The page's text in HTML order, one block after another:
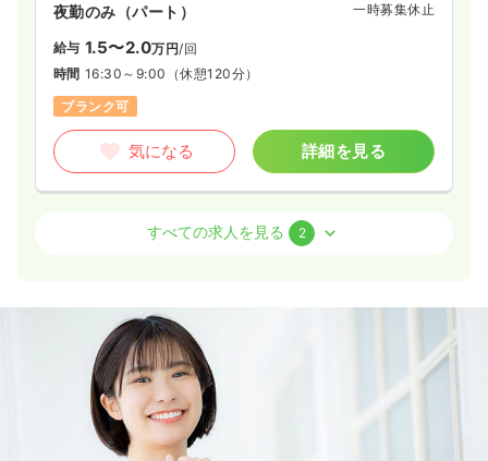
夜勤のみ（パート） 一時募集休止
給与 1.5〜2.0万円/回
時間 16:30～9:00 （休憩120分）
ブランク可
気になる 詳細を見る
18.0〜27.8万円
※一例
8:30～17:30（休憩60分）
日祝休み
年間休日120日
気になる
すべての求人を見る 2